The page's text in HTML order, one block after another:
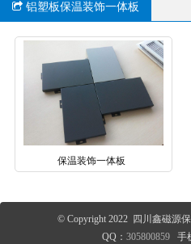
铝塑板保温装饰一体板
保温装饰一体板
© Copyright 2022 四川鑫磁源
QQ：305800859 手